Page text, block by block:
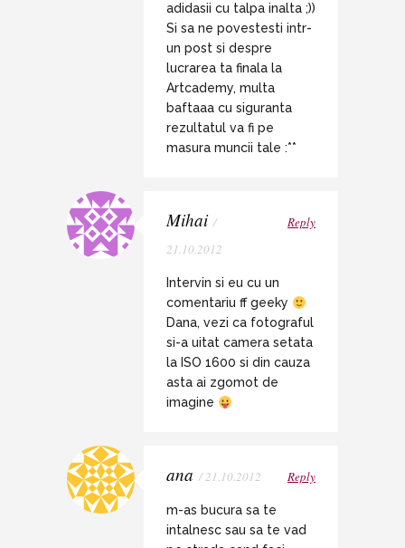
adidasii cu talpa inalta ;))
Si sa ne povestesti intr-
un post si despre
lucrarea ta finala la
Artcademy, multa
baftaaa cu siguranta
rezultatul va fi pe
masura muncii tale :**
Mihai /
21.10.2012
Reply
Intervin si eu cu un
comentariu ff geeky
Dana, vezi ca fotograful
si-a uitat camera setata
la ISO 1600 si din cauza
asta ai zgomot de
imagine
ana / 21.10.2012 Reply
m-as bucura sa te
intalnesc sau sa te vad